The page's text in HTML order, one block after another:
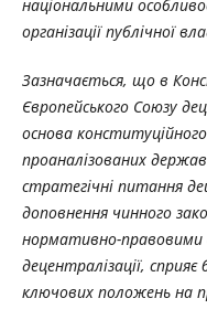
національними
організації публічної
Зазначається, що в
Європейського Союзу
основа
проаналізованих
стратегічні питання
доповнення чинного
нормативно-правовими
децентралізації, сприяє
ключових положень на